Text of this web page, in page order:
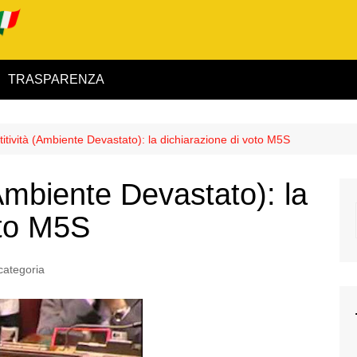
TRASPARENZA
(Ambiente Devastato): la dichiarazione di voto M5S
Devastato): la
M5S